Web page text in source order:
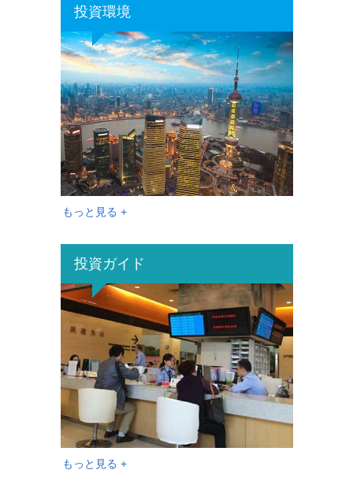
投資環境
もっと見る +
投資ガイド
もっと見る +